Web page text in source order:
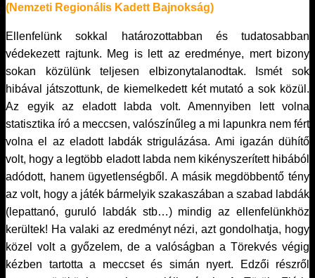
(Nemzeti Regionális Kadett Bajnokság)
Ellenfelünk sokkal határozottabban és tudatosabban
védekezett rajtunk. Meg is lett az eredménye, mert bizony
sokan közülünk teljesen elbizonytalanodtak. Ismét sok
hibával játszottunk, de kiemelkedett két mutató a sok közül.
Az egyik az eladott labda volt. Amennyiben lett volna
statisztika író a meccsen, valószínűleg a mi lapunkra nem fért
volna el az eladott labdák strigulázása. Ami igazán dühítő
volt, hogy a legtöbb eladott labda nem kikényszerített hibából
adódott, hanem ügyetlenségből. A másik megdöbbentő tény
az volt, hogy a játék bármelyik szakaszában a szabad labdák
(lepattanó, guruló labdák stb…) mindig az ellenfelünkhöz
kerültek! Ha valaki az eredményt nézi, azt gondolhatja, hogy
közel volt a győzelem, de a valóságban a Törekvés végig
kézben tartotta a meccset és simán nyert. Edzői részről